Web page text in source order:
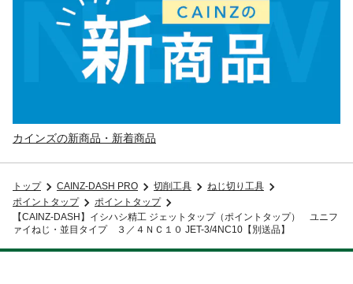
カインズの新商品・新着商品
トップ CAINZ-DASH PRO 切削工具
ねじ切り工具
ポイントタップ
ポイントタップ
【CAINZ-DASH】イシハシ精工 ジェットタップ（ポイントタップ） ユニフ
ァイねじ・並目タイプ ３／４ＮＣ１０ JET-3/4NC10【別送品】